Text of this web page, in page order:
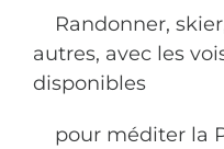
Randonner,
autres, avec les
disponibles
pour méditer la